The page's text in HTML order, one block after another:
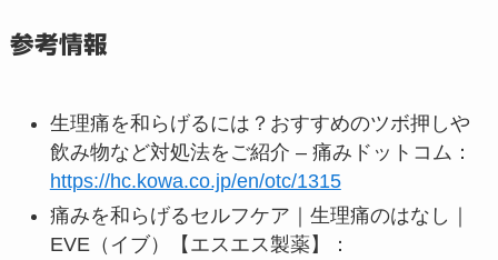
参考情報
生理痛を和らげるには？おすすめのツボ押しや
飲み物など対処法をご紹介 – 痛みドットコム：
https://hc.kowa.co.jp/en/otc/1315
痛みを和らげるセルフケア｜生理痛のはなし｜
EVE（イブ）【エスエス製薬】：